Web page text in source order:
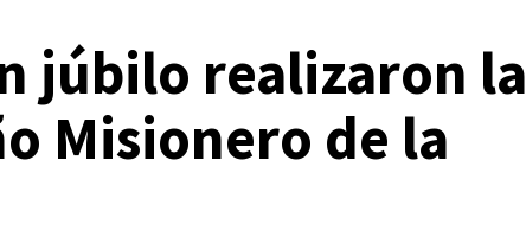
júbilo realizaron la
Misionero de la